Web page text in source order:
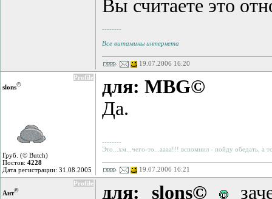
Вы считаете это
--------
Все витамины интернета
19.07.2006 16:20
Profile
slons©
Груб. (© Butch)
Постов: 4228
Дата регистрации: 31.08.2005
для: MBG©
Да.
--------
Это...хм...чего-то...аааа!!! вспомнил - пойду обедать, а
19.07.2006 16:21
Profile
Ант© для: slons©